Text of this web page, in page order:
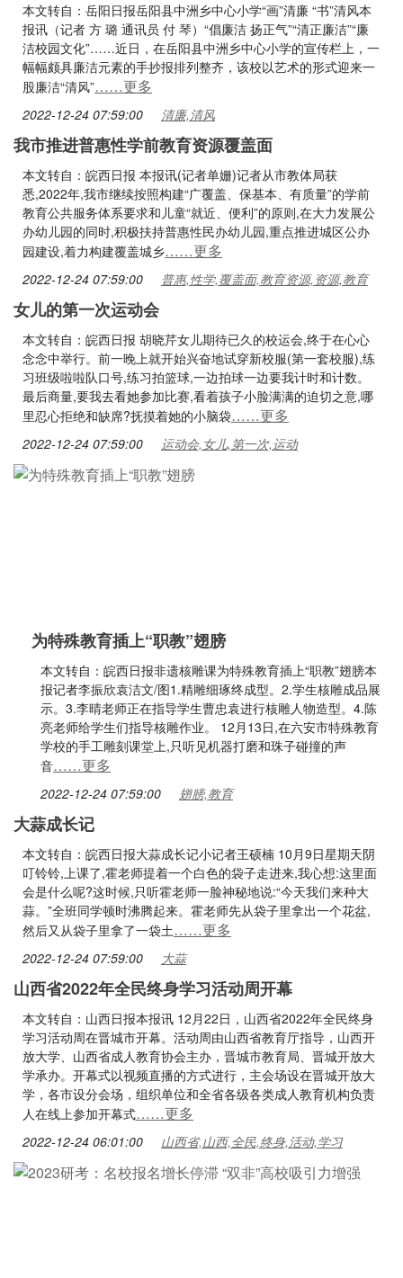
本文转自：岳阳日报岳阳县中洲乡中心小学“画”清廉 “书”清风本
报讯（记者 方 璐 通讯员 付 琴）“倡廉洁 扬正气”“清正廉洁”“廉
洁校园文化”……近日，在岳阳县中洲乡中心小学的宣传栏上，一
幅幅颇具廉洁元素的手抄报排列整齐，该校以艺术的形式迎来一
股廉洁“清风”……更多
2022-12-24 07:59:00 清廉,清风
我市推进普惠性学前教育资源覆盖面
本文转自：皖西日报 本报讯(记者单姗)记者从市教体局获
悉,2022年,我市继续按照构建“广覆盖、保基本、有质量”的学前
教育公共服务体系要求和儿童“就近、便利”的原则,在大力发展公
办幼儿园的同时,积极扶持普惠性民办幼儿园,重点推进城区公办
园建设,着力构建覆盖城乡……更多
2022-12-24 07:59:00 普惠,性学,覆盖面,教育资源,资源,教育
女儿的第一次运动会
本文转自：皖西日报 胡晓芹女儿期待已久的校运会,终于在心心
念念中举行。前一晚上就开始兴奋地试穿新校服(第一套校服),练
习班级啦啦队口号,练习拍篮球,一边拍球一边要我计时和计数。
最后商量,要我去看她参加比赛,看着孩子小脸满满的迫切之意,哪
里忍心拒绝和缺席?抚摸着她的小脑袋……更多
2022-12-24 07:59:00 运动会,女儿,第一次,运动
为特殊教育插上“职教”翅膀
本文转自：皖西日报非遗核雕课为特殊教育插上“职教”翅膀本
报记者李振欣袁洁文/图1.精雕细琢终成型。2.学生核雕成品展
示。3.李晴老师正在指导学生曹忠袁进行核雕人物造型。4.陈
亮老师给学生们指导核雕作业。 12月13日,在六安市特殊教育
学校的手工雕刻课堂上,只听见机器打磨和珠子碰撞的声
音……更多
2022-12-24 07:59:00 翅膀,教育
大蒜成长记
本文转自：皖西日报大蒜成长记小记者王硕楠 10月9日星期天阴
叮铃铃,上课了,霍老师提着一个白色的袋子走进来,我心想:这里面
会是什么呢?这时候,只听霍老师一脸神秘地说:“今天我们来种大
蒜。”全班同学顿时沸腾起来。霍老师先从袋子里拿出一个花盆,
然后又从袋子里拿了一袋土……更多
2022-12-24 07:59:00 大蒜
山西省2022年全民终身学习活动周开幕
本文转自：山西日报本报讯 12月22日，山西省2022年全民终身
学习活动周在晋城市开幕。活动周由山西省教育厅指导，山西开
放大学、山西省成人教育协会主办，晋城市教育局、晋城开放大
学承办。开幕式以视频直播的方式进行，主会场设在晋城开放大
学，各市设分会场，组织单位和全省各级各类成人教育机构负责
人在线上参加开幕式……更多
2022-12-24 06:01:00 山西省,山西,全民,终身,活动,学习